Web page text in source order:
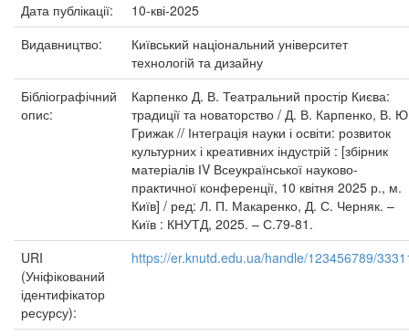
Дата публікації:
10-кві-2025
Видавництво:
Київський національний університет
технологій та дизайну
Бібліографічний
опис:
Карпенко Д. В. Театральний простір Києва:
традиції та новаторство / Д. В. Карпенко, В.
Грижак // Інтеграція науки і освіти: розвиток
культурних і креативних індустрій : [збірник
матеріалів ІV Всеукраїнської науково-
практичної конференції, 10 квітня 2025 р., м.
Київ] / ред: Л. П. Макаренко, Д. С. Черняк. –
Київ : КНУТД, 2025. – С.79-81.
URI
(Уніфікований
ідентифікатор
ресурсу):
https://er.knutd.edu.ua/handle/123456789/